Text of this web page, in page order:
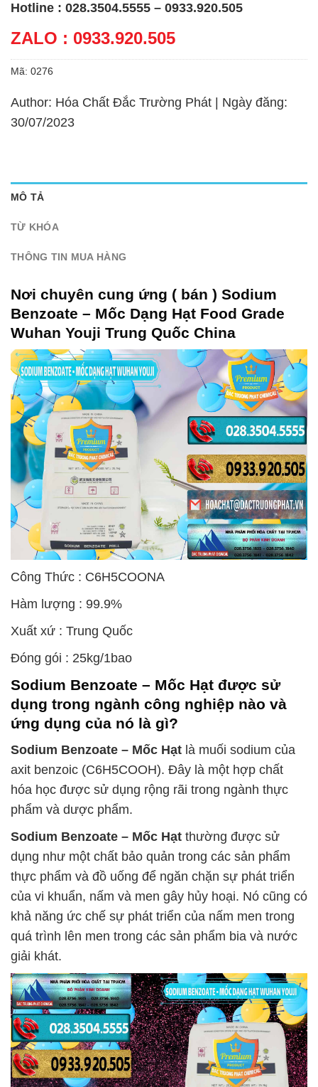
Hotline : 028.3504.5555 – 0933.920.505
ZALO : 0933.920.505
Mã: 0276
Author: Hóa Chất Đắc Trường Phát | Ngày đăng:
30/07/2023
MÔ TẢ
TỪ KHÓA
THÔNG TIN MUA HÀNG
Nơi chuyên cung ứng ( bán ) Sodium
Benzoate – Mốc Dạng Hạt Food Grade
Wuhan Youji Trung Quốc China
Công Thức : C6H5COONA
Hàm lượng : 99.9%
Xuất xứ : Trung Quốc
Đóng gói : 25kg/1bao
Sodium Benzoate – Mốc Hạt được sử
dụng trong ngành công nghiệp nào và
ứng dụng của nó là gì?
Sodium Benzoate – Mốc Hạt là muối sodium của
axit benzoic (C6H5COOH). Đây là một hợp chất
hóa học được sử dụng rộng rãi trong ngành thực
phẩm và dược phẩm.
Sodium Benzoate – Mốc Hạt thường được sử
dụng như một chất bảo quản trong các sản phẩm
thực phẩm và đồ uống để ngăn chặn sự phát triển
của vi khuẩn, nấm và men gây hủy hoại. Nó cũng có
khả năng ức chế sự phát triển của nấm men trong
quá trình lên men trong các sản phẩm bia và nước
giải khát.